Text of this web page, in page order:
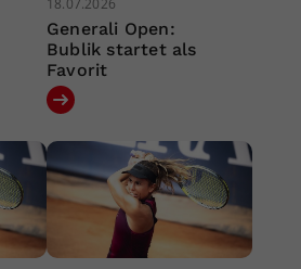
18.07.2026
Generali Open:
Bublik startet als
Favorit